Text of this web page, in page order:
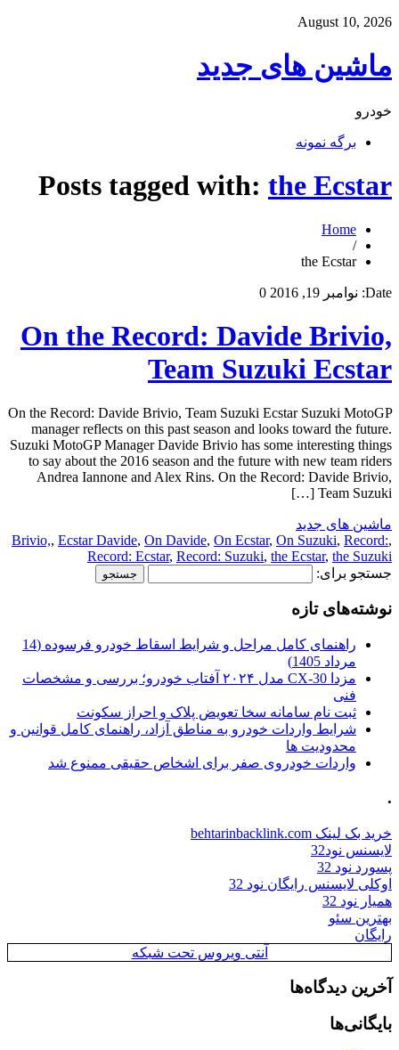
August 10, 2026
ماشین های جدید
خودرو
برگه نمونه
Posts tagged with: the Ecstar
Home
/
the Ecstar
Date: نوامبر 19, 2016 0
On the Record: Davide Brivio,
Team Suzuki Ecstar
On the Record: Davide Brivio, Team Suzuki Ecstar Suzuki MotoGP
manager reflects on this past season and looks toward the future.
Suzuki MotoGP Manager Davide Brivio has some interesting things
to say about the 2016 season and the future with new team riders
Andrea Iannone and Alex Rins. On the Record: Davide Brivio,
Team Suzuki […]
ماشین های جدید
Brivio,, Ecstar Davide, On Davide, On Ecstar, On Suzuki, Record:,
Record: Ecstar, Record: Suzuki, the Ecstar, the Suzuki
جستجو برای:
نوشته‌های تازه
راهنمای کامل مراحل و شرایط اسقاط خودرو فرسوده (14
مرداد 1405)
مزدا CX-30 مدل ۲۰۲۴ آفتاب خودرو؛ بررسی و مشخصات
فنی
ثبت نام سامانه سخا تعویض پلاک و احراز سکونت
شرایط واردات خودرو به مناطق آزاد، راهنمای کامل قوانین و
محدودیت ها
واردات خودروی صفر برای اشخاص حقیقی ممنوع شد
.
خرید بک لینک behtarinbacklink.com
لایسنس نود32
پسورد نود 32
اوکلی لایسنس رایگان نود 32
همیار نود 32
بهترین سئو
رایگان
آنتی ویروس تحت شبکه
آخرین دیدگاه‌ها
بایگانی‌ها